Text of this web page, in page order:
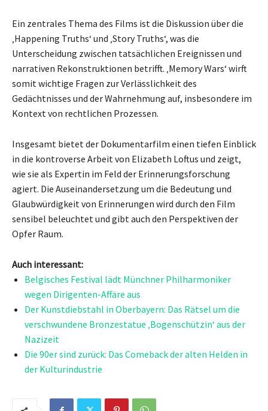
Ein zentrales Thema des Films ist die Diskussion über die
‚Happening Truths‘ und ‚Story Truths‘, was die
Unterscheidung zwischen tatsächlichen Ereignissen und
narrativen Rekonstruktionen betrifft. ‚Memory Wars‘ wirft
somit wichtige Fragen zur Verlässlichkeit des
Gedächtnisses und der Wahrnehmung auf, insbesondere im
Kontext von rechtlichen Prozessen.
Insgesamt bietet der Dokumentarfilm einen tiefen Einblick
in die kontroverse Arbeit von Elizabeth Loftus und zeigt,
wie sie als Expertin im Feld der Erinnerungsforschung
agiert. Die Auseinandersetzung um die Bedeutung und
Glaubwürdigkeit von Erinnerungen wird durch den Film
sensibel beleuchtet und gibt auch den Perspektiven der
Opfer Raum.
Auch interessant:
Belgisches Festival lädt Münchner Philharmoniker
wegen Dirigenten-Affäre aus
Der Kunstdiebstahl in Oberbayern: Das Rätsel um die
verschwundene Bronzestatue ‚Bogenschützin‘ aus der
Nazizeit
Die 90er sind zurück: Das Comeback der alten Helden in
der Kulturindustrie